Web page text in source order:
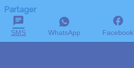
Partager
SMS WhatsApp Facebook